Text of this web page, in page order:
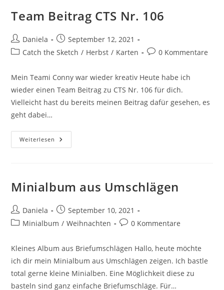
Team Beitrag CTS Nr. 106
Daniela
September 12, 2021
Catch the Sketch / Herbst / Karten 0 Kommentare
Mein Teami Conny war wieder kreativ Heute habe ich
wieder einen Team Beitrag zu CTS Nr. 106 für dich.
Vielleicht hast du bereits meinen Beitrag dafür gesehen, es
geht dabei…
Weiterlesen
Minialbum aus Umschlägen
Daniela
September 10, 2021
Minialbum / Weihnachten 0 Kommentare
Kleines Album aus Briefumschlägen Hallo, heute möchte
ich dir mein Minialbum aus Umschlägen zeigen. Ich bastle
total gerne kleine Minialben. Eine Möglichkeit diese zu
basteln sind ganz einfache Briefumschläge. Für…